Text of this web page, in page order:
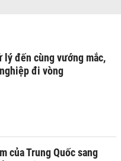
lý đến cùng vướng mắc,
đi vòng
của Trung Quốc sang